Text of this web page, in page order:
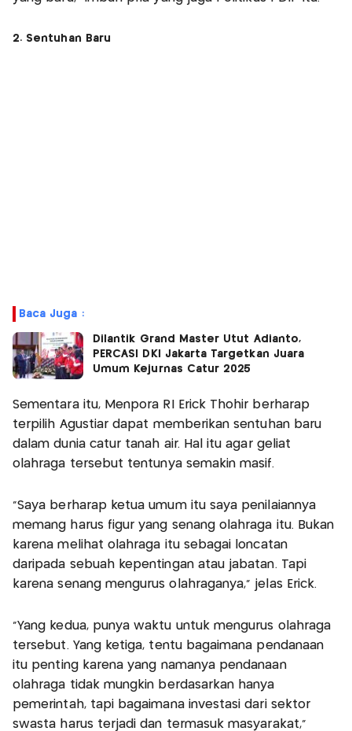
2. Sentuhan Baru
Baca Juga :
Dilantik Grand Master Utut Adianto,
PERCASI DKI Jakarta Targetkan Juara
Umum Kejurnas Catur 2025
Sementara itu, Menpora RI Erick Thohir berharap
terpilih Agustiar dapat memberikan sentuhan baru
dalam dunia catur tanah air. Hal itu agar geliat
olahraga tersebut tentunya semakin masif.
“Saya berharap ketua umum itu saya penilaiannya
memang harus figur yang senang olahraga itu. Bukan
karena melihat olahraga itu sebagai loncatan
daripada sebuah kepentingan atau jabatan. Tapi
karena senang mengurus olahraganya,” jelas Erick.
“Yang kedua, punya waktu untuk mengurus olahraga
tersebut. Yang ketiga, tentu bagaimana pendanaan
itu penting karena yang namanya pendanaan
olahraga tidak mungkin berdasarkan hanya
pemerintah, tapi bagaimana investasi dari sektor
swasta harus terjadi dan termasuk masyarakat,”